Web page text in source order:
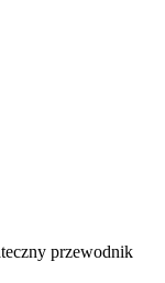
przewodnik